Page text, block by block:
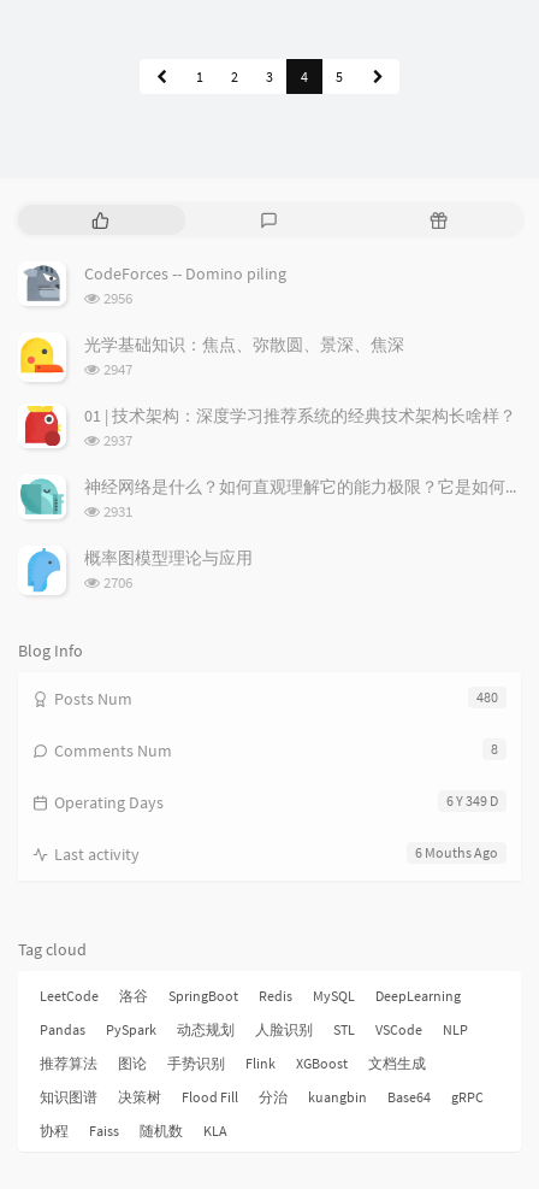
1 2 3 4 5
P
p
u
a
r
r
t
c
l
s
e
t
m
n
R
t
l
CodeForces -- Domino piling
浏
次
数:
2956
光学基础知识：焦点、弥散圆、景深、焦深
浏
次
数:
2947
01 | 技术架构：深度学习推荐系统的经典技术架构长啥样？
浏
次
数:
2937
神经网络是什么？如何直观理解它的能力极限？它是如何无限逼近真理？
浏
次
数:
2931
概率图模型理论与应用
浏
2706
Blog Info
480
Posts Num
8
Comments Num
6 Y 349 D
Operating Days
6 Mouths Ago
Last activity
Tag cloud
LeetCode 洛谷 SpringBoot Redis MySQL
DeepLearning
Pandas
PySpark 动态规划 人脸识别 STL VSCode
NLP
推荐算法
图论 手势识别 Flink XGBoost
文档生成
知识图谱
决策树 Flood Fill 分治 kuangbin Base64
gRPC
协程
Faiss 随机数 KLA